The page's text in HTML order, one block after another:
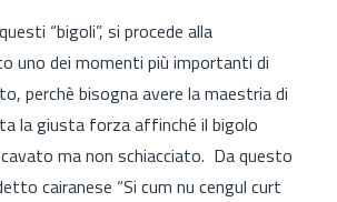
“bigoli”, si procede alla
uno dei momenti più importanti di
perchè bisogna avere la maestria di
la giusta forza affinché il bigolo
cavato ma non schiacciato. Da questo
cairanese “Si cum nu cengul curt